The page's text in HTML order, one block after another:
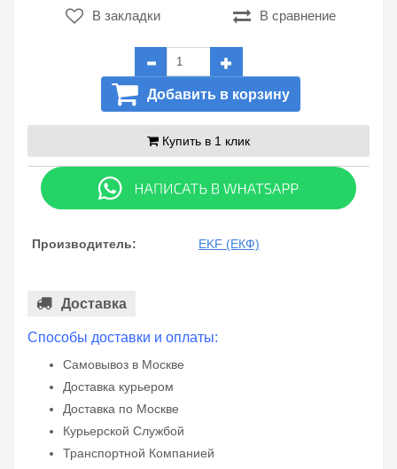
В закладки В сравнение
Добавить в корзину
Купить в 1 клик
Производитель: EKF (ЕКФ)
Доставка
Способы доставки и оплаты:
Самовывоз в Москве
Доставка курьером
Доставка по Москве
Курьерской Службой
Транспортной Компанией